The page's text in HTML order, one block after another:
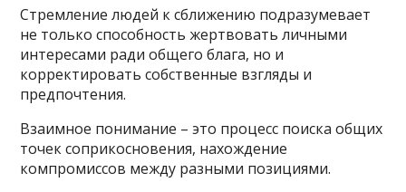
Стремление людей к сближению подразумевает
не только способность жертвовать личными
интересами ради общего блага, но и
корректировать собственные взгляды и
предпочтения.
Взаимное понимание – это процесс поиска общих
точек соприкосновения, нахождение
компромиссов между разными позициями.